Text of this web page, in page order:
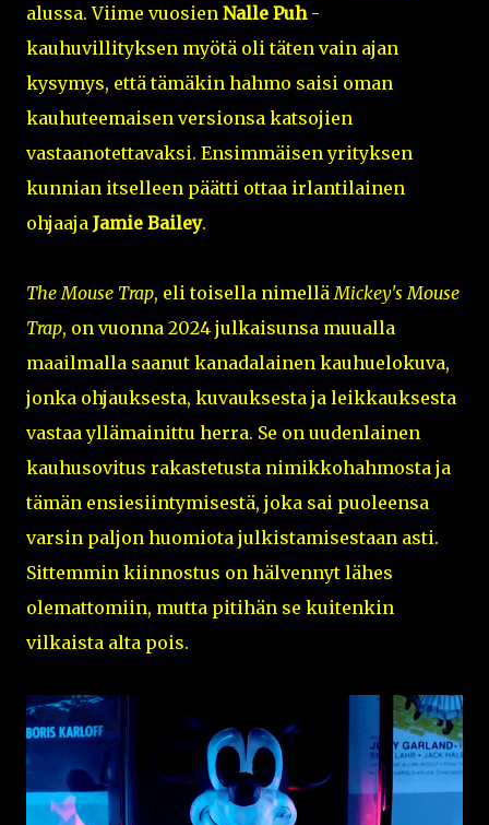
alussa. Viime vuosien Nalle Puh -
kauhuvillityksen myötä oli täten vain ajan
kysymys, että tämäkin hahmo saisi oman
kauhuteemaisen versionsa katsojien
vastaanotettavaksi. Ensimmäisen yrityksen
kunnian itselleen päätti ottaa irlantilainen
ohjaaja Jamie Bailey.
The Mouse Trap, eli toisella nimellä Mickey's Mouse
Trap, on vuonna 2024 julkaisunsa muualla
maailmalla saanut kanadalainen kauhuelokuva,
jonka ohjauksesta, kuvauksesta ja leikkauksesta
vastaa yllämainittu herra. Se on uudenlainen
kauhusovitus rakastetusta nimikkohahmosta ja
tämän ensiesiintymisestä, joka sai puoleensa
varsin paljon huomiota julkistamisestaan asti.
Sittemmin kiinnostus on hälvennyt lähes
olemattomiin, mutta pitihän se kuitenkin
vilkaista alta pois.